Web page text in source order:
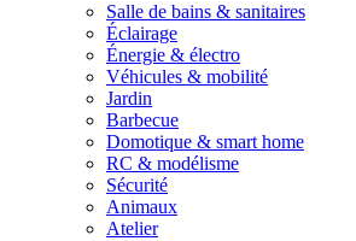
Salle de bains & sanitaires
Éclairage
Énergie & électro
Véhicules & mobilité
Jardin
Barbecue
Domotique & smart home
RC & modélisme
Sécurité
Animaux
Atelier